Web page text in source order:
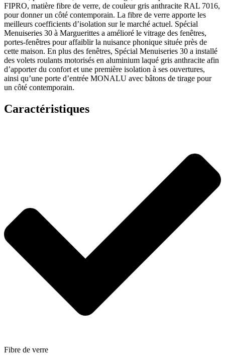
FIPRO, matière fibre de verre, de couleur gris anthracite RAL 7016,
pour donner un côté contemporain. La fibre de verre apporte les
meilleurs coefficients d’isolation sur le marché actuel. Spécial
Menuiseries 30 à Marguerittes a amélioré le vitrage des fenêtres,
portes-fenêtres pour affaiblir la nuisance phonique située près de
cette maison. En plus des fenêtres, Spécial Menuiseries 30 a installé
des volets roulants motorisés en aluminium laqué gris anthracite afin
d’apporter du confort et une première isolation à ses ouvertures,
ainsi qu’une porte d’entrée MONALU avec bâtons de tirage pour
un côté contemporain.
Caractéristiques
Fibre de verre